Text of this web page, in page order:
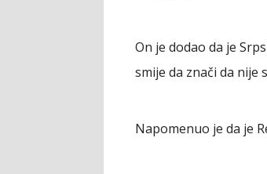
On je dodao da je
smije da znači da nije
Napomenuo je da je